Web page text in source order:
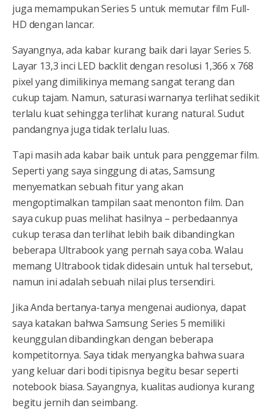
juga memampukan Series 5 untuk memutar film Full-
HD dengan lancar.
Sayangnya, ada kabar kurang baik dari layar Series 5.
Layar 13,3 inci LED backlit dengan resolusi 1,366 x 768
pixel yang dimilikinya memang sangat terang dan
cukup tajam. Namun, saturasi warnanya terlihat sedikit
terlalu kuat sehingga terlihat kurang natural. Sudut
pandangnya juga tidak terlalu luas.
Tapi masih ada kabar baik untuk para penggemar film.
Seperti yang saya singgung di atas, Samsung
menyematkan sebuah fitur yang akan
mengoptimalkan tampilan saat menonton film. Dan
saya cukup puas melihat hasilnya – perbedaannya
cukup terasa dan terlihat lebih baik dibandingkan
beberapa Ultrabook yang pernah saya coba. Walau
memang Ultrabook tidak didesain untuk hal tersebut,
namun ini adalah sebuah nilai plus tersendiri.
Jika Anda bertanya-tanya mengenai audionya, dapat
saya katakan bahwa Samsung Series 5 memiliki
keunggulan dibandingkan dengan beberapa
kompetitornya. Saya tidak menyangka bahwa suara
yang keluar dari bodi tipisnya begitu besar seperti
notebook biasa. Sayangnya, kualitas audionya kurang
begitu jernih dan seimbang.